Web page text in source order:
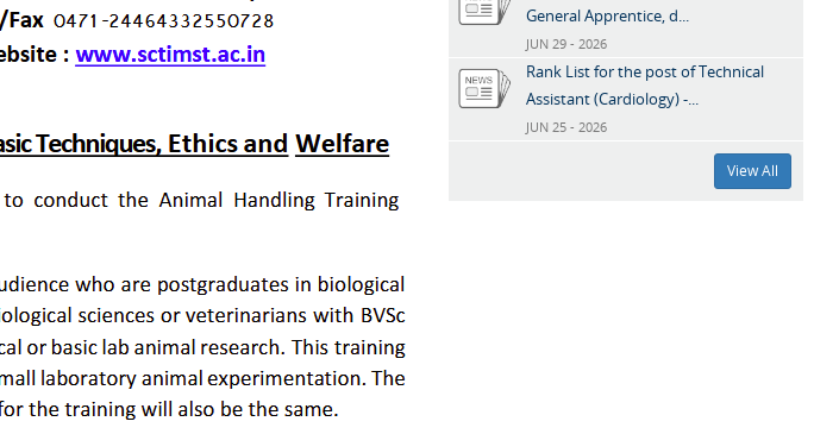
General Apprentice, d...
JUN 29 - 2026
Rank List for the post of Technical
Assistant (Cardiology) -...
JUN 25 - 2026
View All